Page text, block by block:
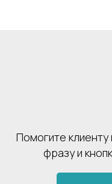
Помогите
фразу и